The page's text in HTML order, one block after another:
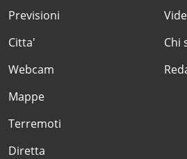
Previsioni
Citta'
Webcam
Mappe
Terremoti
Diretta
Chi